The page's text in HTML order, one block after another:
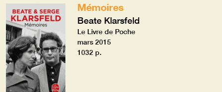
Mémoires
Beate Klarsfeld
Le Livre de Poche
mars 2015
1032 p.